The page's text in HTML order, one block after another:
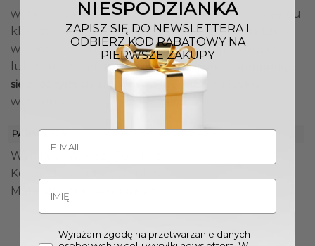
wyrafinowany design. Jednocześnie dzięki swojemu
klasycznemu wyglądowi będzie odpowiedni także
w tradycyjnych aranżacjach, nadając im odrobinę
luksusu. Ten
elegancki zestaw doskonale komponuje
się z różnymi stylami wnętrz
wytworności.
PARAMETRY
Wymiary (W. x Sz.): 16 x 14 cm
Kolor: Złoty, Transparentny
Materiał: Szkło, Aluminium
NIESPODZIANKA
ZAPISZ SIĘ DO NEWSLETTERA I
ODBIERZ KOD RABATOWY NA
PIERWSZE ZAKUPY
Wyrażam zgodę na przetwarzanie danych